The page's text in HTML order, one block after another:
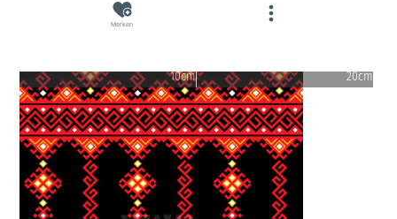
Merken
10cm 20cm